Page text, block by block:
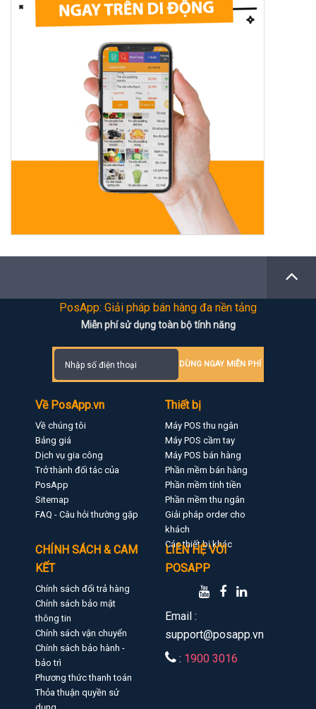
PosApp: Giải pháp bán hàng đa nền tảng
Miễn phí sử dụng toàn bộ tính năng
DÙNG NGAY MIỄN PHÍ
Về PosApp.vn
Về chúng tôi
Bảng giá
Dịch vụ gia công
Trở thành đối tác của
PosApp
Sitemap
FAQ - Câu hỏi thường gặp
Thiết bị
Máy POS thu ngân
Máy POS cầm tay
Máy POS bán hàng
Phần mềm bán hàng
Phần mềm tính tiền
Phần mềm thu ngân
Giải pháp order cho
khách
Các thiết bị khác
CHÍNH SÁCH & CAM
KẾT
Chính sách đổi trả hàng
Chính sách bảo mật
thông tin
Chính sách vận chuyển
Chính sách bảo hành -
bảo trì
Phương thức thanh toán
Thỏa thuận quyền sử
LIÊN HỆ VỚI
POSAPP
Email :
support@posapp.vn
: 1900 3016